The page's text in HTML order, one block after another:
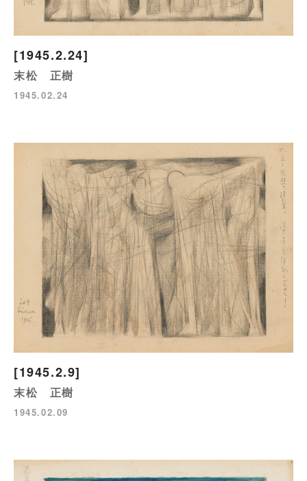
[1945.2.24]
末松 正樹
1945.02.24
[1945.2.9]
末松 正樹
1945.02.09